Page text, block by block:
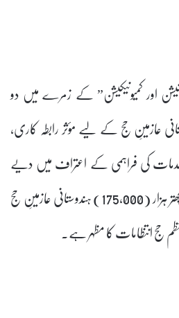
اور کمیونیکیشن” کے زمرے میں دو
عازمینِ حج کے لیے مؤثر رابطہ کاری،
خدمات کی فراہمی کے اعتراف میں دیے
گئے۔ یہ اعزاز تقریباً ایک لاکھ پچھتر ہزار (175,000) ہندوستانی عازمینِ حج
حج انتظامات کا مظہر ہے۔